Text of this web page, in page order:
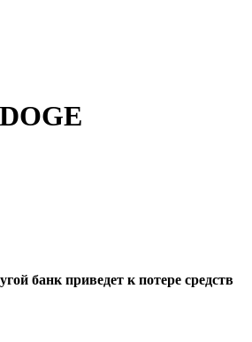
банк приведет к потере средств